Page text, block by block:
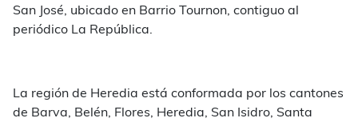
San José, ubicado en Barrio Tournon, contiguo al
periódico La República.
La región de Heredia está conformada por los cantones
de Barva, Belén, Flores, Heredia, San Isidro, Santa